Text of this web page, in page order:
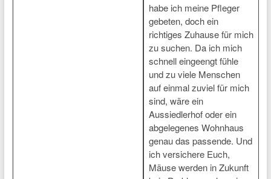
habe ich meine Pfleger
gebeten, doch ein
richtiges Zuhause für mich
zu suchen. Da ich mich
schnell eingeengt fühle
und zu viele Menschen
auf einmal zuviel für mich
sind, wäre ein
Aussiedlerhof oder ein
abgelegenes Wohnhaus
genau das passende. Und
ich versichere Euch,
Mäuse werden in Zukunft